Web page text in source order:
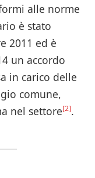
alle norme
è stato
2011 ed è
un accordo
in carico delle
comune,
nel settore[2].